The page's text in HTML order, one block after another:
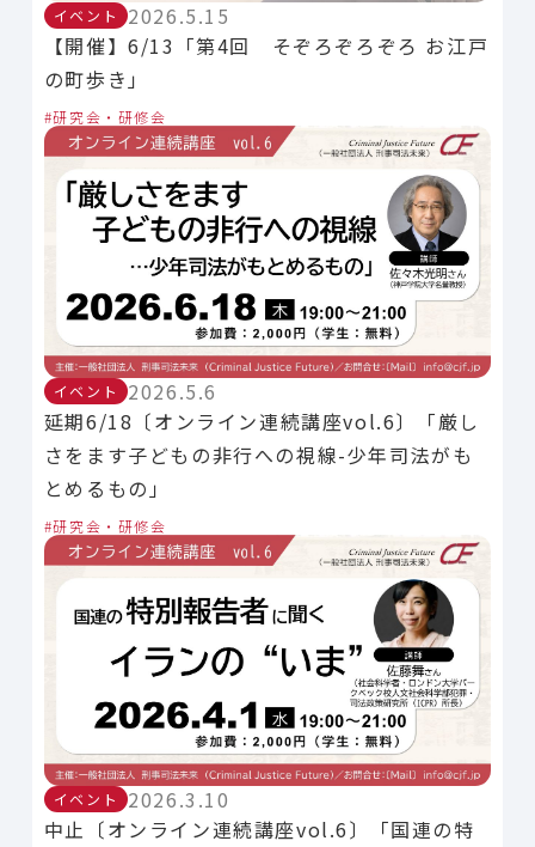
イベント
2026.5.15
【開催】6/13「第4回 そぞろぞろぞろ お江戸
の町歩き」
研究会・研修会
イベント
2026.5.6
延期6/18〔オンライン連続講座vol.6〕「厳し
さをます子どもの非行への視線-少年司法がも
とめるもの」
研究会・研修会
イベント
2026.3.10
中止〔オンライン連続講座vol.6〕「国連の特